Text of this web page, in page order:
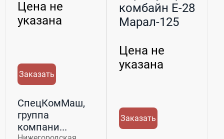
Цена не
указана
Заказать
СпецКомМаш,
группа
компани...
комбайн Е-280
Марал-125
Цена не
указана
Заказать